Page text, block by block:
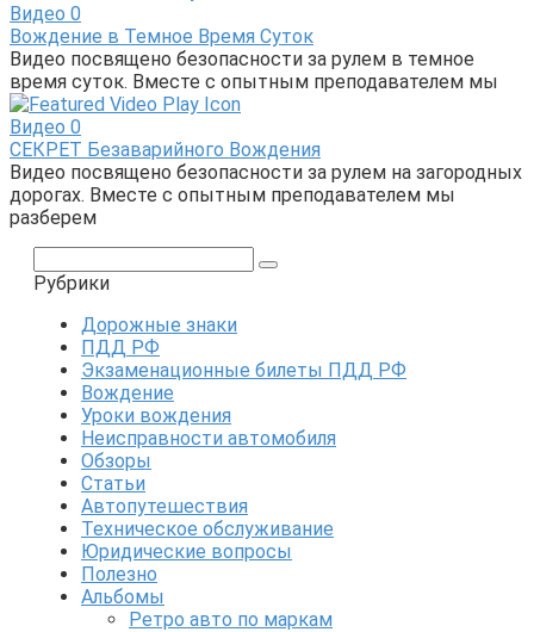
Видео 0
Вождение в Темное Время Суток
Видео посвящено безопасности за рулем в темное
время суток. Вместе с опытным преподавателем мы
Видео 0
СЕКРЕТ Безаварийного Вождения
Видео посвящено безопасности за рулем на загородных
дорогах. Вместе с опытным преподавателем мы
разберем
Рубрики
Дорожные знаки
ПДД РФ
Экзаменационные билеты ПДД РФ
Вождение
Уроки вождения
Неисправности автомобиля
Обзоры
Статьи
Автопутешествия
Техническое обслуживание
Юридические вопросы
Полезно
Альбомы
Ретро авто по маркам